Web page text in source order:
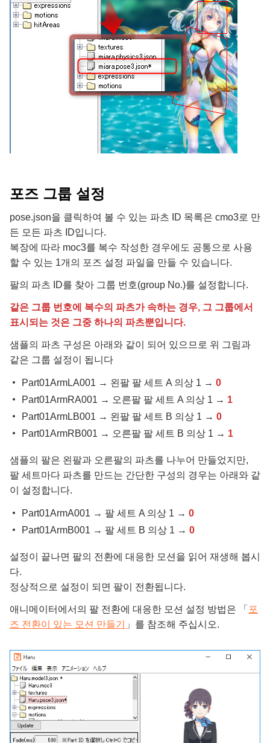
포즈 그룹 설정
pose.json을 클릭하여 볼 수 있는 파츠 ID 목록은 cmo3로 만
든 모든 파츠 ID입니다.
복장에 따라 moc3를 복수 작성한 경우에도 공통으로 사용
할 수 있는 1개의 포즈 설정 파일을 만들 수 있습니다.
팔의 파츠 ID를 찾아 그룹 번호(group No.)를 설정합니다.
같은 그룹 번호에 복수의 파츠가 속하는 경우, 그 그룹에서
표시되는 것은 그중 하나의 파츠뿐입니다.
샘플의 파츠 구성은 아래와 같이 되어 있으므로 위 그림과
같은 그룹 설정이 됩니다
Part01ArmLA001 → 왼팔 팔 세트 A 의상 1 → 0
Part01ArmRA001 → 오른팔 팔 세트 A 의상 1 → 1
Part01ArmLB001 → 왼팔 팔 세트 B 의상 1 → 0
Part01ArmRB001 → 오른팔 팔 세트 B 의상 1 → 1
샘플의 팔은 왼팔과 오른팔의 파츠를 나누어 만들었지만,
팔 세트마다 파츠를 만드는 간단한 구성의 경우는 아래와 같
이 설정합니다.
Part01ArmA001 → 팔 세트 A 의상 1 → 0
Part01ArmB001 → 팔 세트 B 의상 1 → 0
설정이 끝나면 팔의 전환에 대응한 모션을 읽어 재생해 봅시
다.
정상적으로 설정이 되면 팔이 전환됩니다.
애니메이터에서의 팔 전환에 대응한 모션 설정 방법은 「 포
즈 전환이 있는 모션 만들기
」를 참조해 주십시오.